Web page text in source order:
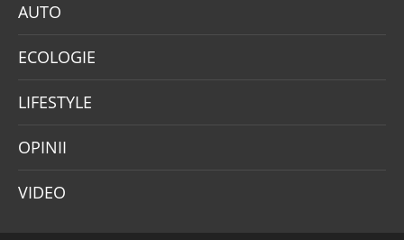
AUTO
ECOLOGIE
LIFESTYLE
OPINII
VIDEO